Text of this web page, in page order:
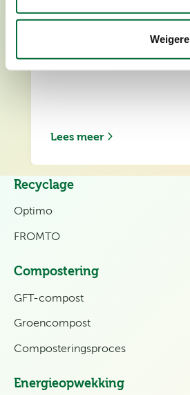
Lees meer
Recyclage
Optimo
FROMTO
Compostering
GFT-compost
Groencompost
Composteringsproces
Energieopwekking